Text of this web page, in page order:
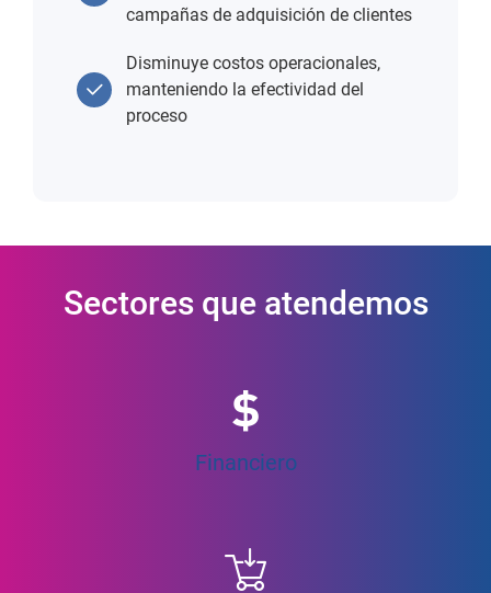
campañas de adquisición de clientes
Disminuye costos operacionales,
manteniendo la efectividad del
proceso
Sectores que atendemos
Financiero